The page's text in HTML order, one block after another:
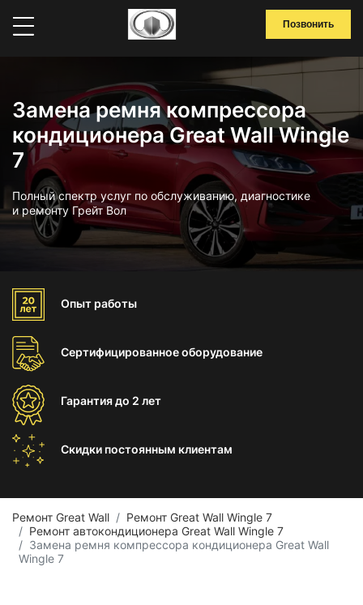
Позвонить
Замена ремня компрессора
кондиционера Great Wall Wingle
7
Полный спектр услуг по обслуживанию, диагностике
и ремонту Грейт Вол
Опыт работы
Сертифицированноеоборудование
Гарантиядо 2 лет
Скидки постоянным клиентам
Ремонт Great Wall
Ремонт Great Wall Wingle 7
Ремонт автокондиционера Great Wall Wingle 7
Замена ремня компрессора кондиционера Great Wall
Wingle 7